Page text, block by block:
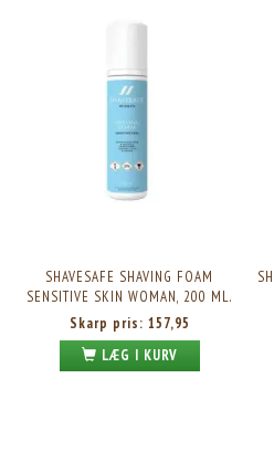
SHAVESAFE SHAVING FOAM
SENSITIVE SKIN WOMAN, 200 ML.
Skarp pris: 157,95
LÆG I KURV